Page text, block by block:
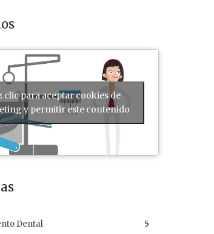
clic para aceptar cookies de
y permitir este contenido
Dental 5